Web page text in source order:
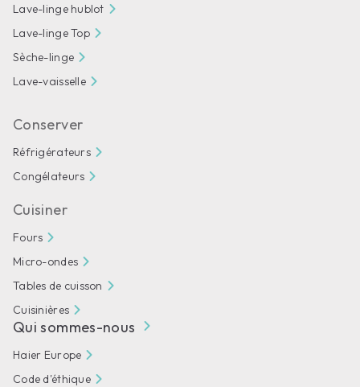
Lave-linge hublot
Lave-linge Top
Sèche-linge
Lave-vaisselle
Conserver
Réfrigérateurs
Congélateurs
Cuisiner
Fours
Micro-ondes
Tables de cuisson
Cuisinières
Qui sommes-nous
Haier Europe
Code d'éthique